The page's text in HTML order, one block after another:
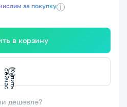
за покупку i
в корзину
К
у
пи
т
ь
с
е
й
ч
ас
дешевле?